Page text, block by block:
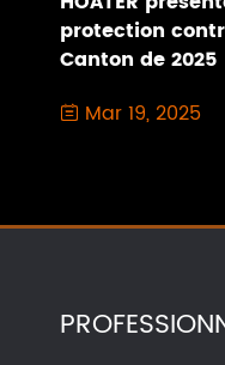
protection
Canton de 2025
 Mar 19, 2025